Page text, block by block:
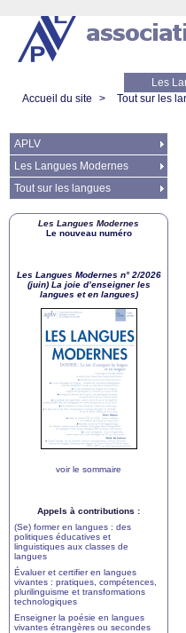
Les
Accueil du site
> Tout sur les
APLV
Les Langues Modernes
Tout sur les langues
Les Langues Modernes
Le nouveau numéro
Les Langues Modernes n° 2/2026
(juin) La joie d’enseigner les
langues et en langues)
voir le sommaire
Appels à contributions :
(Se) former en langues : des
politiques éducatives et
linguistiques aux classes de
langues
Évaluer et certifier en langues
vivantes : pratiques, compétences,
plurilinguisme et transformations
technologiques
Enseigner la poésie en langues
vivantes étrangères ou secondes